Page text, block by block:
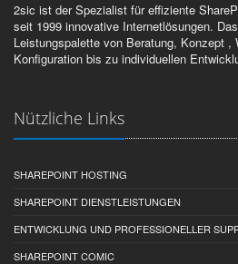
2sic ist der Spezialist für effiziente
seit 1999 innovative Internetlösungen.
Leistungspalette von Beratung, Konzept ,
Konfiguration bis zu individuellen
Nützliche Links
SHAREPOINT HOSTING
SHAREPOINT DIENSTLEISTUNGEN
ENTWICKLUNG UND PROFESSIONELLER
SHAREPOINT COMIC